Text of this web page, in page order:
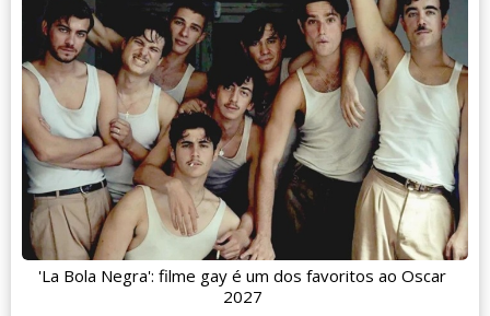
'La Bola Negra': filme gay é um dos favoritos ao Oscar
2027